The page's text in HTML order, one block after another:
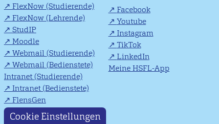
FlexNow (Studierende)
FlexNow (Lehrende)
StudIP
Moodle
Webmail (Studierende)
Webmail (Bedienstete)
Intranet (Studierende)
Intranet (Bedienstete)
FlensGen
Facebook
Youtube
Instagram
TikTok
LinkedIn
Meine HSFL-App
Cookie Einstellungen